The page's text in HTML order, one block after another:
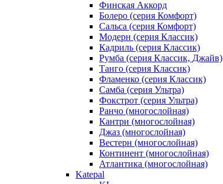
Финская Аккорд
Болеро (серия Комфорт)
Сальса (серия Комфорт)
Модерн (серия Классик)
Кадриль (серия Классик)
Румба (серия Классик, Джайв)
Танго (серия Классик)
Фламенко (серия Классик)
Самба (серия Ультра)
Фокстрот (серия Ультра)
Ранчо (многослойная)
Кантри (многослойная)
Джаз (многослойная)
Вестерн (многослойная)
Континент (многослойная)
Атлантика (многослойная)
Katepal